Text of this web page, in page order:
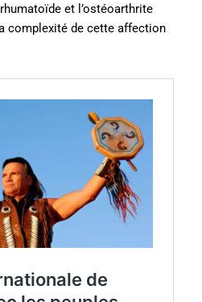
et l’ostéoarthrite
complexité de cette affection